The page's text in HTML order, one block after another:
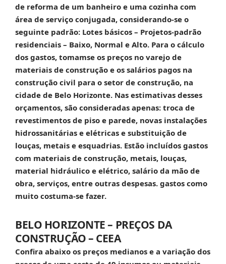
de reforma de um banheiro e uma cozinha com
área de serviço conjugada, considerando-se o
seguinte padrão: Lotes básicos – Projetos-padrão
residenciais – Baixo, Normal e Alto. Para o cálculo
dos gastos, tomamse os preços no varejo de
materiais de construção e os salários pagos na
construção civil para o setor de construção, na
cidade de Belo Horizonte. Nas estimativas desses
orçamentos, são consideradas apenas: troca de
revestimentos de piso e parede, novas instalações
hidrossanitárias e elétricas e substituição de
louças, metais e esquadrias. Estão incluídos gastos
com materiais de construção, metais, louças,
material hidráulico e elétrico, salário da mão de
obra, serviços, entre outras despesas. gastos como
muito costuma-se fazer.
BELO HORIZONTE – PREÇOS DA
CONSTRUÇÃO – CEEA
Confira abaixo os preços medianos e a variação dos